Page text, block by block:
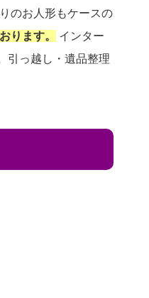
のお人形もケースの
ります。
インター
引っ越し・遺品整理